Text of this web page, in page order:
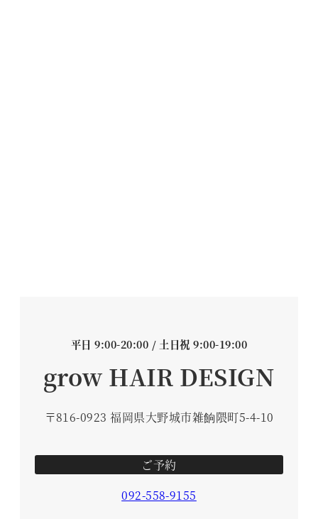
平日 9:00-20:00 / 土日祝 9:00-19:00
grow HAIR DESIGN
〒816-0923 福岡県大野城市雑餉隈町5-4-10
ご予約
092-558-9155